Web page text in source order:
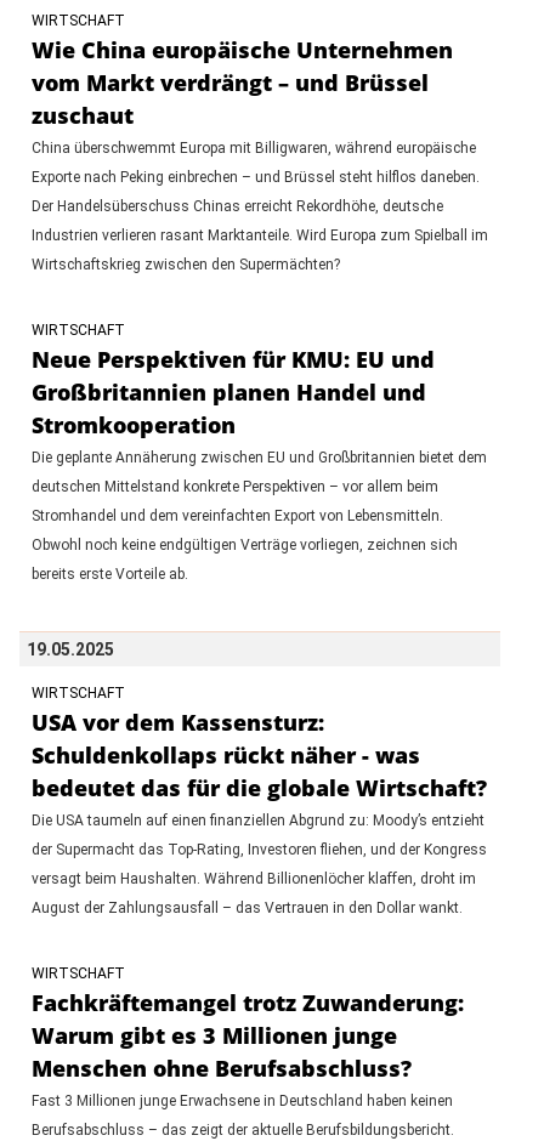
WIRTSCHAFT
Wie China europäische Unternehmen
vom Markt verdrängt – und Brüssel
zuschaut
China überschwemmt Europa mit Billigwaren, während europäische
Exporte nach Peking einbrechen – und Brüssel steht hilflos daneben.
Der Handelsüberschuss Chinas erreicht Rekordhöhe, deutsche
Industrien verlieren rasant Marktanteile. Wird Europa zum Spielball im
Wirtschaftskrieg zwischen den Supermächten?
WIRTSCHAFT
Neue Perspektiven für KMU: EU und
Großbritannien planen Handel und
Stromkooperation
Die geplante Annäherung zwischen EU und Großbritannien bietet dem
deutschen Mittelstand konkrete Perspektiven – vor allem beim
Stromhandel und dem vereinfachten Export von Lebensmitteln.
Obwohl noch keine endgültigen Verträge vorliegen, zeichnen sich
bereits erste Vorteile ab.
19.05.2025
WIRTSCHAFT
USA vor dem Kassensturz:
Schuldenkollaps rückt näher - was
bedeutet das für die globale Wirtschaft?
Die USA taumeln auf einen finanziellen Abgrund zu: Moody’s entzieht
der Supermacht das Top-Rating, Investoren fliehen, und der Kongress
versagt beim Haushalten. Während Billionenlöcher klaffen, droht im
August der Zahlungsausfall – das Vertrauen in den Dollar wankt.
WIRTSCHAFT
Fachkräftemangel trotz Zuwanderung:
Warum gibt es 3 Millionen junge
Menschen ohne Berufsabschluss?
Fast 3 Millionen junge Erwachsene in Deutschland haben keinen
Berufsabschluss – das zeigt der aktuelle Berufsbildungsbericht.